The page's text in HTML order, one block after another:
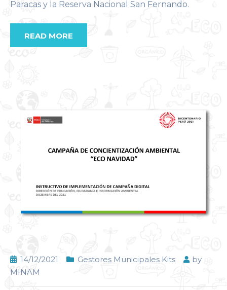
Paracas y la Reserva Nacional San Fernando.
READ MORE
14/12/2021 Gestores Municipales Kits
by
MINAM